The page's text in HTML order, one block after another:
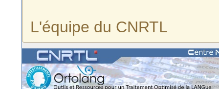
L'équipe du CNRTL